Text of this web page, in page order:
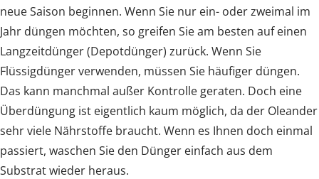
neue Saison beginnen. Wenn Sie nur ein- oder zweimal im
Jahr düngen möchten, so greifen Sie am besten auf einen
Langzeitdünger (Depotdünger) zurück. Wenn Sie
Flüssigdünger verwenden, müssen Sie häufiger düngen.
Das kann manchmal außer Kontrolle geraten. Doch eine
Überdüngung ist eigentlich kaum möglich, da der Oleander
sehr viele Nährstoffe braucht. Wenn es Ihnen doch einmal
passiert, waschen Sie den Dünger einfach aus dem
Substrat wieder heraus.